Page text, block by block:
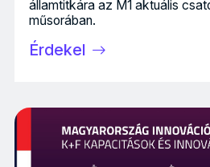
államtitkára az M1 aktuális
műsorában.
Érdekel